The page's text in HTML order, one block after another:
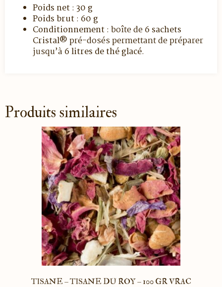
Poids net: 30 g
Poids brut: 60 g
Conditionnement: boîte de6 sachets
Cristal®pré-dosés permettant de préparer
jusqu’à 6 litres de thé glacé.
Produits similaires
TISANE – TISANE DU ROY – 100 GR VRAC